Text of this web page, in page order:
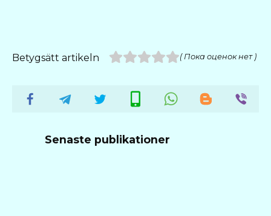
Betygsätt artikeln ( Пока оценок нет )
Senaste publikationer